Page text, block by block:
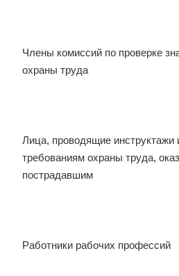
Члены комиссий по проверке
охраны труда
Лица, проводящие инструктажи
требованиям охраны труда,
пострадавшим
Работники рабочих профессий